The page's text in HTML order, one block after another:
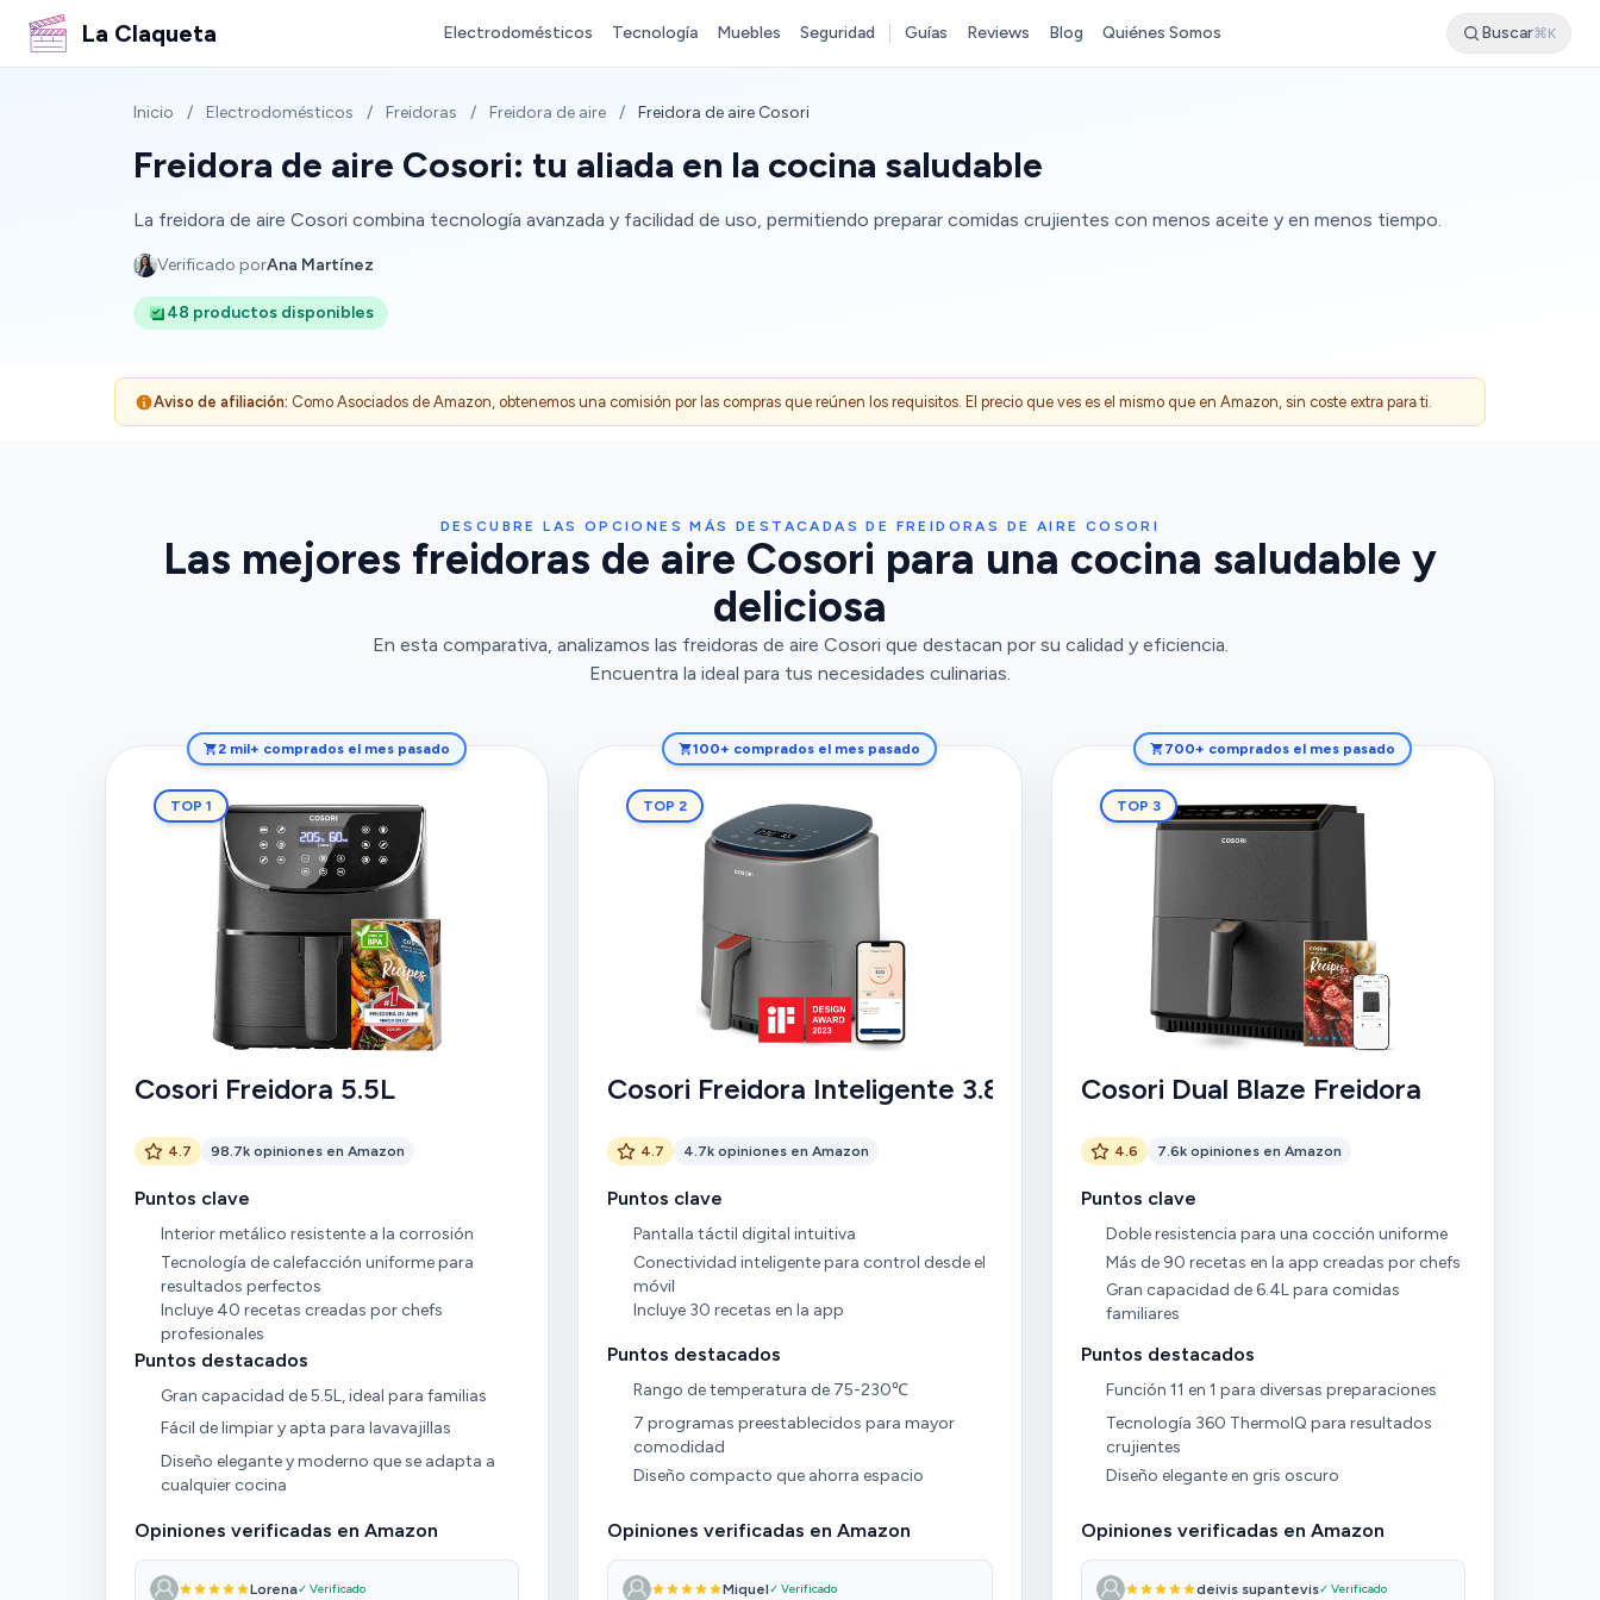
La Claqueta Electrodomésticos Tecnología Muebles Seguridad Guías Reviews Blog Quiénes Somos Buscar⌘K
Inicio / Electrodomésticos / Freidoras / Freidora de aire / Freidora de aire Cosori
Freidora de aire Cosori: tu aliada en la cocina saludable
La freidora de aire Cosori combina tecnología avanzada y facilidad de uso, permitiendo preparar comidas crujientes con menos aceite y en menos tiempo.
Verificado porAna Martínez
48 productos disponibles
Aviso de afiliación: Como Asociados de Amazon, obtenemos una comisión por las compras que reúnen los requisitos. El precio que ves es el mismo que en Amazon, sin coste extra para ti.
DESCUBRE LAS OPCIONES MÁS DESTACADAS DE FREIDORAS DE AIRE COSORI
Las mejores freidoras de aire Cosori para una cocina saludable y
deliciosa
En esta comparativa, analizamos las freidoras de aire Cosori que destacan por su calidad y eficiencia.
Encuentra la ideal para tus necesidades culinarias.
2 mil+ comprados el mes pasado
TOP 1
Cosori Freidora 5.5L
4.7 98.7k opiniones en Amazon
Puntos clave
Interior metálico resistente a la corrosión
Tecnología de calefacción uniforme para
resultados perfectos
Incluye 40 recetas creadas por chefs
profesionales
Puntos destacados
Gran capacidad de 5.5L, ideal para familias
Fácil de limpiar y apta para lavavajillas
Diseño elegante y moderno que se adapta a
cualquier cocina
Opiniones verificadas en Amazon
Lorena✓ Verificado
100+ comprados el mes pasado
TOP 2
Cosori Freidora Inteligente 3.8L
4.7 4.7k opiniones en Amazon
Puntos clave
Pantalla táctil digital intuitiva
Conectividad inteligente para control desde el
móvil
Incluye 30 recetas en la app
Puntos destacados
Rango de temperatura de 75-230℃
7 programas preestablecidos para mayor
comodidad
Diseño compacto que ahorra espacio
Opiniones verificadas en Amazon
Miquel✓ Verificado
700+ comprados el mes pasado
TOP 3
Cosori Dual Blaze Freidora
4.6 7.6k opiniones en Amazon
Puntos clave
Doble resistencia para una cocción uniforme
Más de 90 recetas en la app creadas por chefs
Gran capacidad de 6.4L para comidas
familiares
Puntos destacados
Función 11 en 1 para diversas preparaciones
Tecnología 360 ThermoIQ para resultados
crujientes
Diseño elegante en gris oscuro
Opiniones verificadas en Amazon
deivis supantevis✓ Verificado